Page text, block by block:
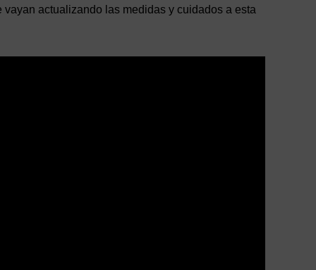
actualizando las medidas y cuidados a esta